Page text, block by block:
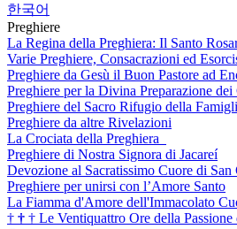
한국어
Preghiere
La Regina della Preghiera: Il Santo
Varie Preghiere, Consacrazioni ed
Preghiere da Gesù il Buon Pastore ad
Preghiere per la Divina Preparazione dei
Preghiere del Sacro Rifugio della
Preghiere da altre Rivelazioni
La Crociata della Preghiera
Preghiere di Nostra Signora di Jacareí
Devozione al Sacratissimo Cuore di San
Preghiere per unirsi con l’Amore Santo
La Fiamma d'Amore dell'Immacolato
† † † Le Ventiquattro Ore della